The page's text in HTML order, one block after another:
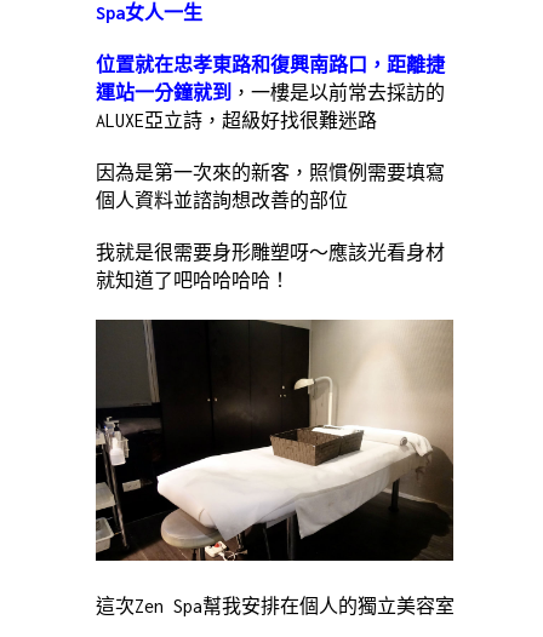
Spa女人一生
位置就在忠孝東路和復興南路口，距離捷
運站一分鐘就到 ，一樓是以前常去採訪的
ALUXE亞立詩，超級好找很難迷路
因為是第一次來的新客，照慣例需要填寫
個人資料並諮詢想改善的部位
我就是很需要身形雕塑呀～應該光看身材
就知道了吧哈哈哈哈！
這次Zen Spa幫我安排在個人的獨立美容室